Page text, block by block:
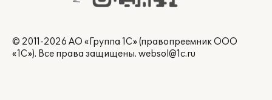
© 2011-2026 АО «Группа 1С» (правопреемник ООО
«1С»). Все права защищены. websol@1c.ru